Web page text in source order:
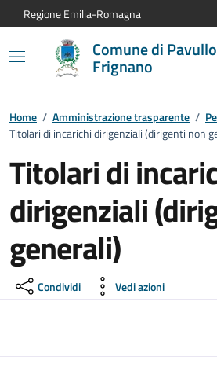
Vai al contenuto principale
Vai alla navigazione del sito
Vai al piede di pagina
Regione Emilia-Romagna
Comune di
Frignano
Home / Amministrazione trasparente /
Titolari di incarichi dirigenziali (dirigenti non
Titolari di
dirigenziali
generali)
Condividi Vedi azioni